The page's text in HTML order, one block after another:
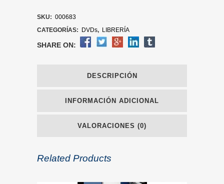
SKU: 000683
CATEGORÍAS:
DVDs, LIBRERÍA
SHARE ON:
DESCRIPCIÓN
INFORMACIÓN ADICIONAL
VALORACIONES (0)
Related Products